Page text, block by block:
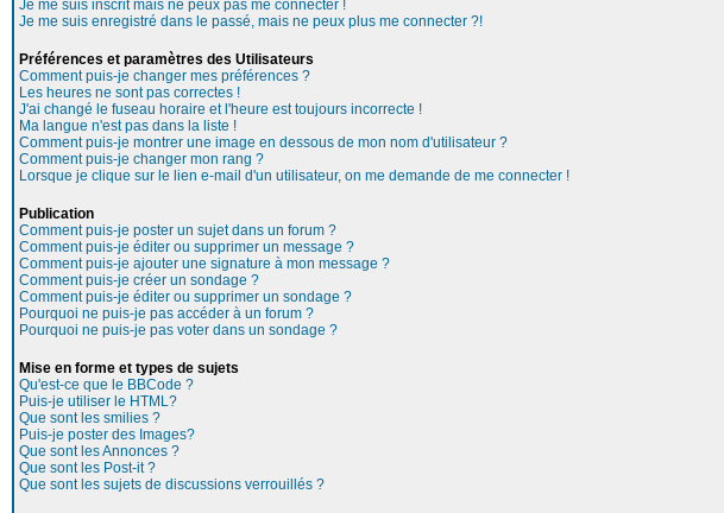
Je me suis inscrit mais ne peux pas me connecter !
Je me suis enregistré dans le passé, mais ne peux plus me connecter ?!
Préférences et paramètres des Utilisateurs
Comment puis-je changer mes préférences ?
Les heures ne sont pas correctes !
J'ai changé le fuseau horaire et l'heure est toujours incorrecte !
Ma langue n'est pas dans la liste !
Comment puis-je montrer une image en dessous de mon nom d'utilisateur ?
Comment puis-je changer mon rang ?
Lorsque je clique sur le lien e-mail d'un utilisateur, on me demande de me connecter !
Publication
Comment puis-je poster un sujet dans un forum ?
Comment puis-je éditer ou supprimer un message ?
Comment puis-je ajouter une signature à mon message ?
Comment puis-je créer un sondage ?
Comment puis-je éditer ou supprimer un sondage ?
Pourquoi ne puis-je pas accéder à un forum ?
Pourquoi ne puis-je pas voter dans un sondage ?
Mise en forme et types de sujets
Qu'est-ce que le BBCode ?
Puis-je utiliser le HTML?
Que sont les smilies ?
Puis-je poster des Images?
Que sont les Annonces ?
Que sont les Post-it ?
Que sont les sujets de discussions verrouillés ?